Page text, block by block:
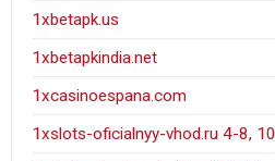
1xbetapk.us
1xbetapkindia.net
1xcasinoespana.com
1xslots-oficialnyy-vhod.ru 4-8, 10